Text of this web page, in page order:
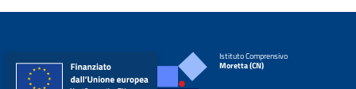
Istituto Comprensivo
Moretta (CN)